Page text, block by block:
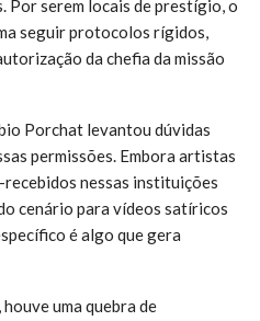
Por serem locais de prestígio, o
seguir protocolos rígidos,
da chefia da missão
Porchat levantou dúvidas
permissões. Embora artistas
nessas instituições
cenário para vídeos satíricos
é algo que gera
uma quebra de